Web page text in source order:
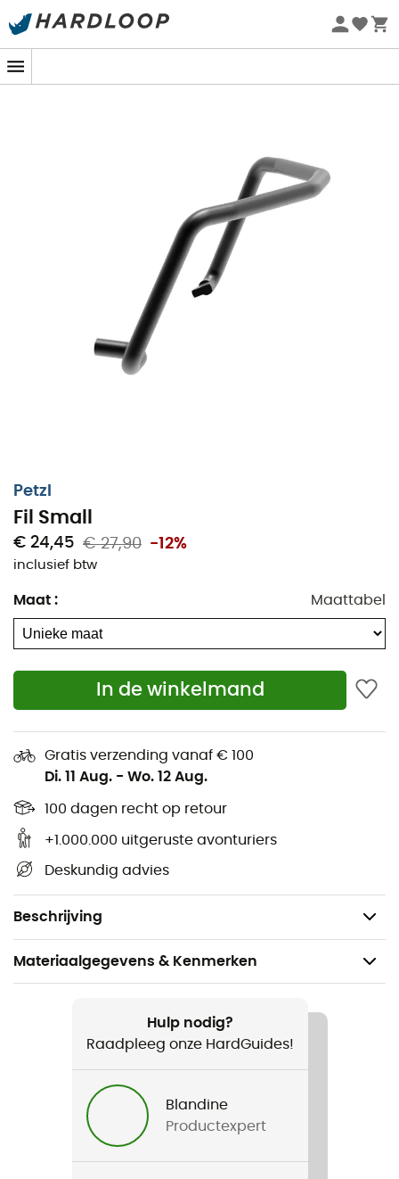
Zomeraanbiedingen 🔥 -5% EXTRA vanaf 2 producten* met
Petzl
Fil Small
€ 24,45 € 27,90 -12%
inclusief btw
Maat : Maattabel
In de winkelmand
Gratis verzending vanaf € 100
Di. 11 Aug. - Wo. 12 Aug.
100 dagen recht op retour
+1.000.000 uitgeruste avonturiers
Deskundig advies
Beschrijving
Midden op een rotswand telt elke beweging en moet
elke uitrusting aan de verwachtingen voldoen. Daar
Met een
je stijgijzers aan de voorkant van je schoenen te
bevestigen. Een betrouwbare en veilige manier om vol
vertrouwen je meest ambitieuze bergtochten aan te
gaan.
Materiaalgegevens & Kenmerken
Heren / Dames
Hulp nodig?
Raadpleeg onze HardGuides!
Blandine
Productexpert